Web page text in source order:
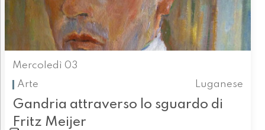
Mercoledì 03
Arte
Luganese
Gandria attraverso lo sguardo di
Fritz Meijer